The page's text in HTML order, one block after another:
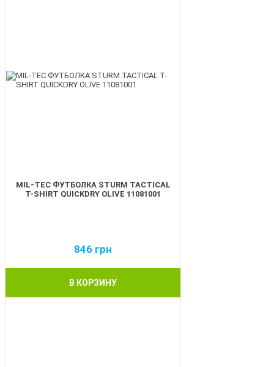
MIL-TEC ФУТБОЛКА STURM TACTICAL
T-SHIRT QUICKDRY OLIVE 11081001
846 грн
В КОРЗИНУ